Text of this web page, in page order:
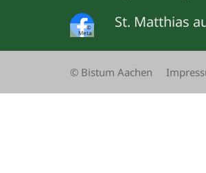
©
Meta
St. Matthias
© Bistum Aachen